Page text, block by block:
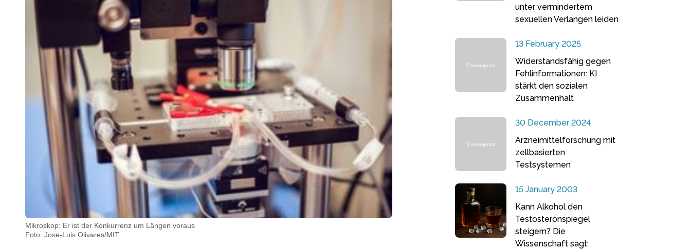
Mikroskop: Er ist der Konkurrenz um Längen voraus
Foto: Jose-Luis Olivares/MIT
unter vermindertem
sexuellen Verlangen leiden
13 February 2025
Widerstandsfähig gegen
Fehlinformationen: KI
stärkt den sozialen
Zusammenhalt
30 December 2024
Arzneimittelforschung mit
zellbasierten
Testsystemen
15 January 2003
Kann Alkohol den
Testosteronspiegel
steigern? Die
Wissenschaft sagt: